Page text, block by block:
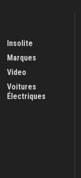
Insolite
Marques
Video
Voitures
Électriques